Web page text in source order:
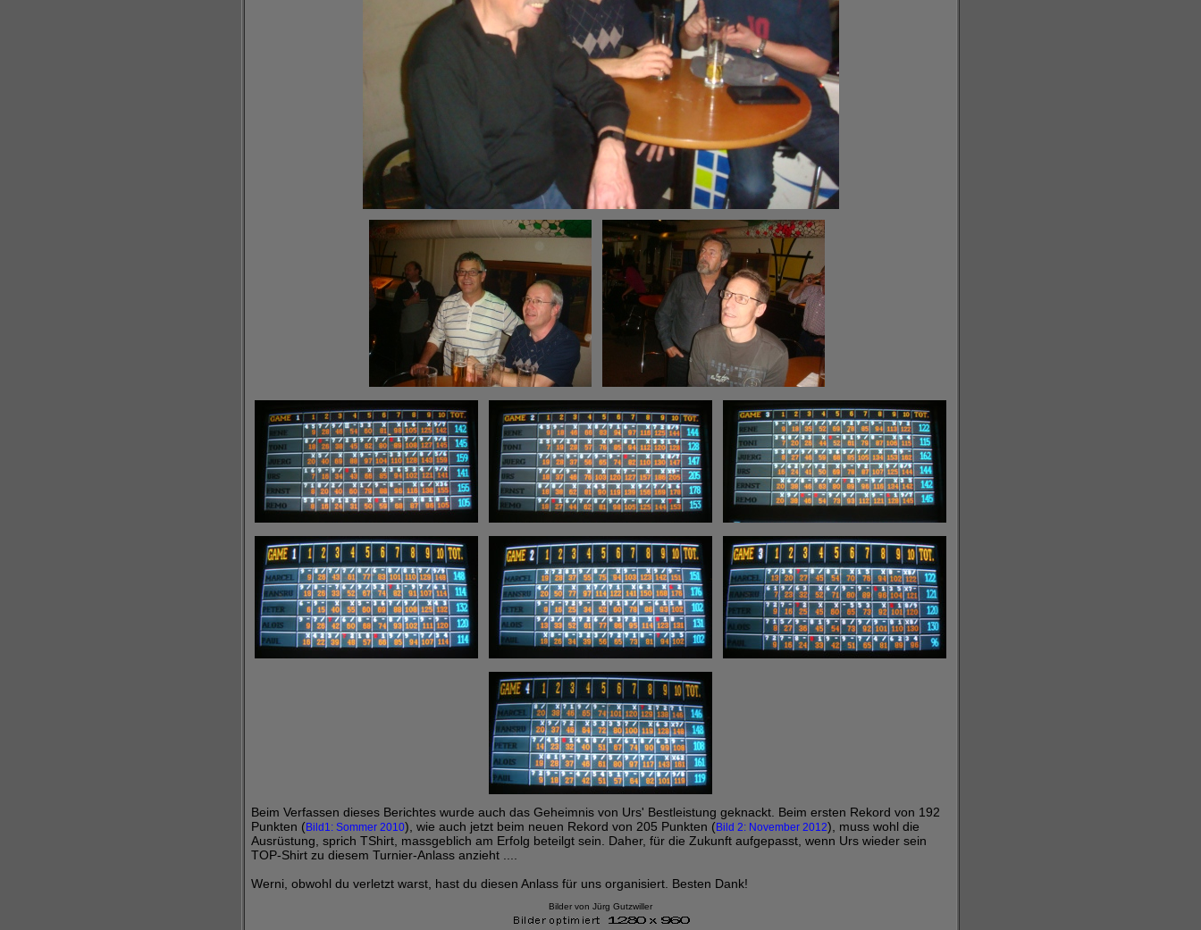
Beim Verfassen dieses Berichtes wurde auch das Geheimnis von Urs' Bestleistung geknackt. Beim ersten Rekord von 192
Punkten (Bild1: Sommer 2010), wie auch jetzt beim neuen Rekord von 205 Punkten (Bild 2: November 2012), muss wohl die
Ausrüstung, sprich TShirt, massgeblich am Erfolg beteilgt sein. Daher, für die Zukunft aufgepasst, wenn Urs wieder sein
TOP-Shirt zu diesem Turnier-Anlass anzieht ....
Werni, obwohl du verletzt warst, hast du diesen Anlass für uns organisiert. Besten Dank!
Bilder von Jürg Gutzwiller